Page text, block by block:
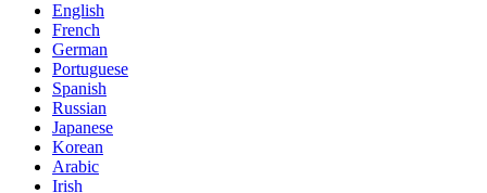
English
French
German
Portuguese
Spanish
Russian
Japanese
Korean
Arabic
Irish